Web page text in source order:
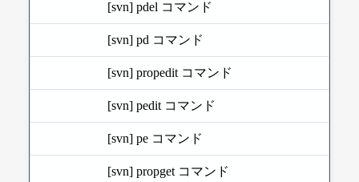
[svn] pdel コマンド
[svn] pd コマンド
[svn] propedit コマンド
[svn] pedit コマンド
[svn] pe コマンド
[svn] propget コマンド